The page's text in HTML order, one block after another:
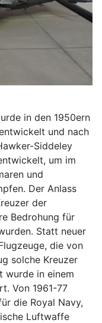
in den 1950ern
und nach
Siddeley
um im
und
Der Anlass
der
Bedrohung für
Statt neuer
die von
solche Kreuzer
wurde in einem
Von 1961-77
die Royal Navy,
Luftwaffe